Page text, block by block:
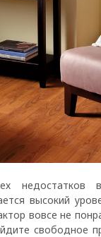
недостатков
высокий
вовсе не
свободное